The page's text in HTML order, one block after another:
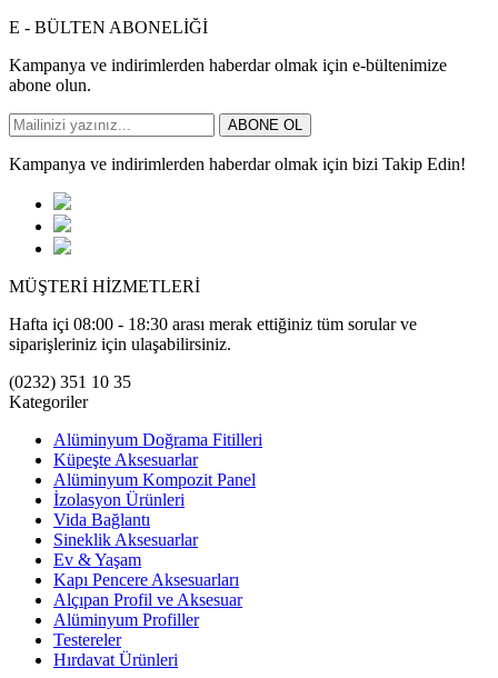
E - BÜLTEN ABONELİĞİ
Kampanya ve indirimlerden haberdar olmak için e-bültenimize
abone olun.
ABONE OL
Kampanya ve indirimlerden haberdar olmak için bizi Takip Edin!
MÜŞTERİ HİZMETLERİ
Hafta içi 08:00 - 18:30 arası merak ettiğiniz tüm sorular ve
siparişleriniz için ulaşabilirsiniz.
(0232) 351 10 35
Kategoriler
Alüminyum Doğrama Fitilleri
Küpeşte Aksesuarlar
Alüminyum Kompozit Panel
İzolasyon Ürünleri
Vida Bağlantı
Sineklik Aksesuarlar
Ev & Yaşam
Kapı Pencere Aksesuarları
Alçıpan Profil ve Aksesuar
Alüminyum Profiller
Testereler
Hırdavat Ürünleri